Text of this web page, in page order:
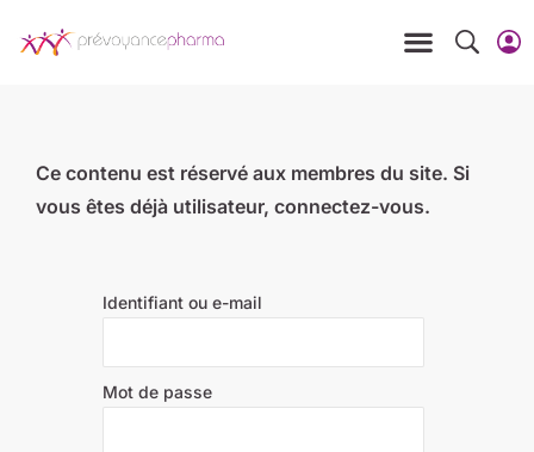
Ce contenu est réservé aux membres du site. Si
vous êtes déjà utilisateur, connectez-vous.
Identifiant ou e-mail
Mot de passe